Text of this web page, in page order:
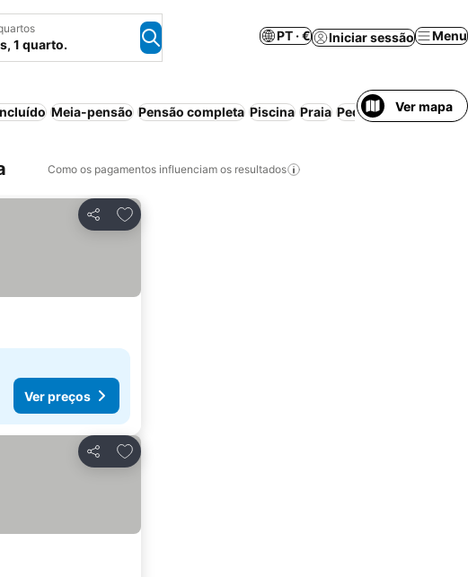
1 quarto.
PT · € Iniciar sessão Menu
Meia-pensão Pensão completa Piscina Praia Pequeno-almoço
Ver mapa
Como os pagamentos influenciam os resultados
Partilhar
Adicionar aos favoritos
Ver preços
Partilhar
Adicionar aos favoritos